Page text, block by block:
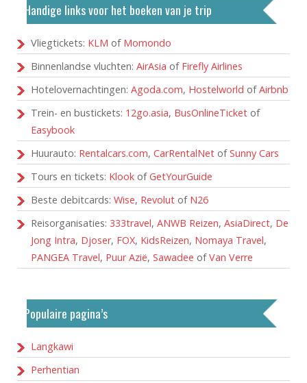
Handige links voor het boeken van je trip
Vliegtickets: KLM of Momondo
Binnenlandse vluchten: AirAsia of Firefly Airlines
Hotelovernachtingen: Agoda.com, Hostelworld ofAirbnb
Trein- en bustickets: 12go.asia, BusOnlineTicket of
Easybook
Huurauto: Rentalcars.com, CarRentalNet ofSunny Cars
Tours en tickets: Klook ofGetYourGuide
Beste debitcards: Wise, Revolut of N26
Reisorganisaties: 333travel, ANWB Reizen, AsiaDirect, De
Jong Intra, Djoser, FOX, KidsReizen, Nomaya Travel,
PANGEA Travel, Puur Azië, Sawadee ofVan Verre
Populaire pagina’s
Langkawi
Perhentian